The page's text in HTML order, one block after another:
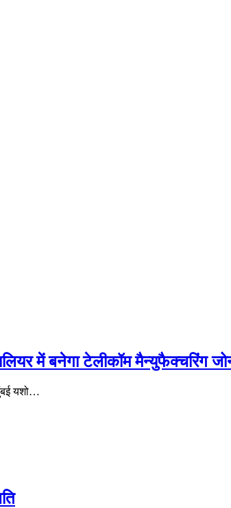
में बनेगा टेलीकॉम मैन्युफैक्चरिंग
यशो…